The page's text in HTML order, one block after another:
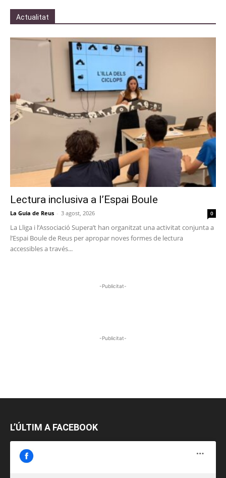
Actualitat
Lectura inclusiva a l’Espai Boule
La Guia de Reus - 3 agost, 2026 0
La Lliga i l’Associació Supera’t han organitzat una activitat conjunta a
l’Espai Boule de Reus per apropar noves formes de lectura
accessibles a través...
-Publicitat-
-Publicitat-
L’ÚLTIM A FACEBOOK